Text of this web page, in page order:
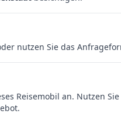
nutzen Sie das
Reisemobil an. Nutzen